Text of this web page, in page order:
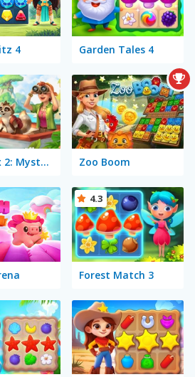
4 Garden Tales 4
Vega Mix 2: Mystery of Island Zoo Boom
Forest Match 3
4.3